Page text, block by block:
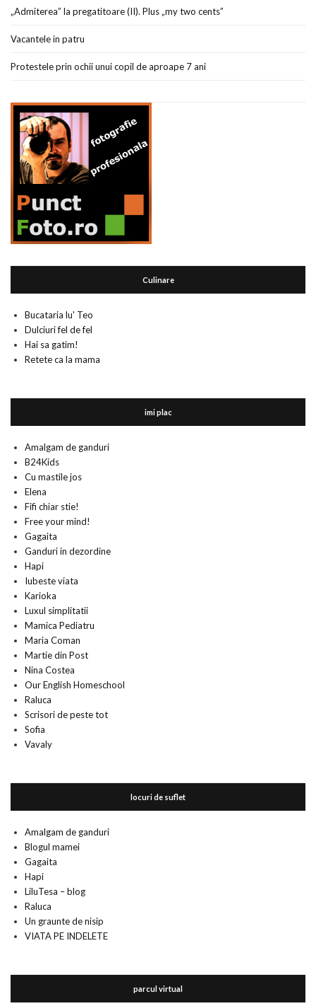
„Admiterea” la pregatitoare (II). Plus „my two cents”
Vacantele in patru
Protestele prin ochii unui copil de aproape 7 ani
Culinare
Bucataria lu' Teo
Dulciuri fel de fel
Hai sa gatim!
Retete ca la mama
imi plac
Amalgam de ganduri
B24Kids
Cu mastile jos
Elena
Fifi chiar stie!
Free your mind!
Gagaita
Ganduri in dezordine
Hapi
Iubeste viata
Karioka
Luxul simplitatii
Mamica Pediatru
Maria Coman
Martie din Post
Nina Costea
Our English Homeschool
Raluca
Scrisori de peste tot
Sofia
Vavaly
locuri de suflet
Amalgam de ganduri
Blogul mamei
Gagaita
Hapi
LiluTesa – blog
Raluca
Un graunte de nisip
VIATA PE INDELETE
parcul virtual